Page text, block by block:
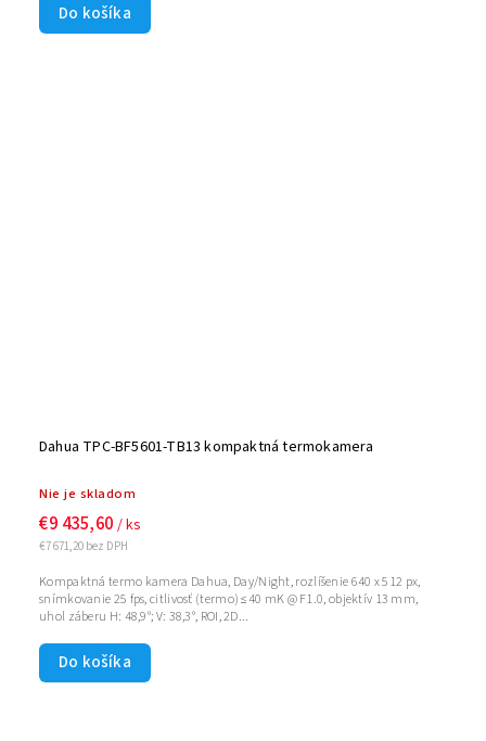
Do košíka
Dahua TPC-BF5601-TB13 kompaktná termokamera
Nie je skladom
€7 671,20 bez DPH
€9 435,60 / ks
Do košíka
Kompaktná termo kamera Dahua, Day/Night, rozlíšenie 640 x 512 px,
snímkovanie 25 fps, citlivosť (termo) ≤40 mK @ F1.0, objektív 13 mm,
uhol záberu H: 48,9°; V: 38,3°, ROI, 2D...